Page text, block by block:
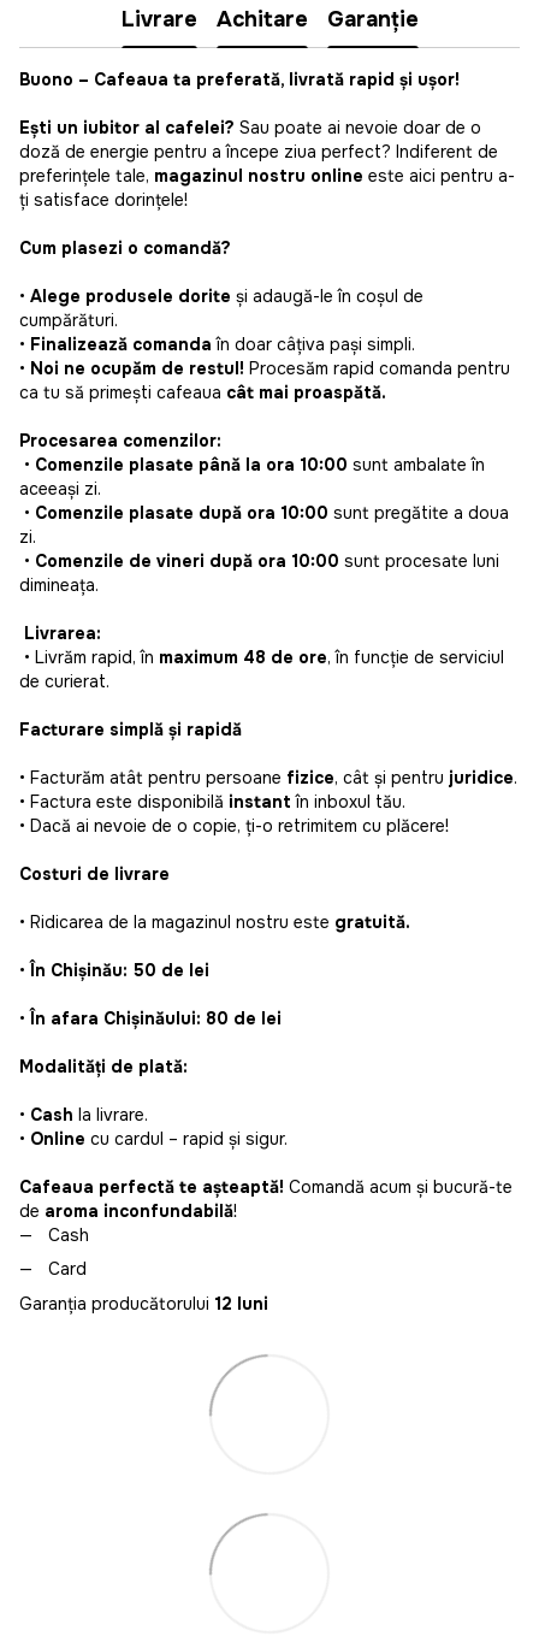
Livrare Achitare Garanție
Buono – Cafeaua ta preferată, livrată rapid și ușor!
Ești un iubitor al cafelei? Sau poate ai nevoie doar de o
doză de energie pentru a începe ziua perfect? Indiferent de
preferințele tale, magazinul nostru online este aici pentru a-
ți satisface dorințele!
Cum plasezi o comandă?
• Alege produsele dorite și adaugă-le în coșul de
cumpărături.
• Finalizează comanda în doar câțiva pași simpli.
• Noi ne ocupăm de restul! Procesăm rapid comanda pentru
ca tu să primești cafeaua cât mai proaspătă.
Procesarea comenzilor:
• Comenzile plasate până la ora 10:00 sunt ambalate în
aceeași zi.
• Comenzile plasate după ora 10:00 sunt pregătite a doua
zi.
• Comenzile de vineri după ora 10:00 sunt procesate luni
dimineața.
Livrarea:
• Livrăm rapid, în maximum 48 de ore, în funcție de serviciul
de curierat.
Facturare simplă și rapidă
• Facturăm atât pentru persoane fizice, cât și pentru juridice.
• Factura este disponibilă instant în inboxul tău.
• Dacă ai nevoie de o copie, ți-o retrimitem cu plăcere!
Costuri de livrare
• Ridicarea de la magazinul nostru este gratuită.
•În Chișinău: 50 de lei
•În afara Chișinăului: 80 de lei
Modalități de plată:
• Cash la livrare.
• Online cu cardul – rapid și sigur.
Cafeaua perfectă te așteaptă! Comandă acum și bucură-te
de aroma inconfundabilă!
Cash
Card
Garanția producătorului 12 luni